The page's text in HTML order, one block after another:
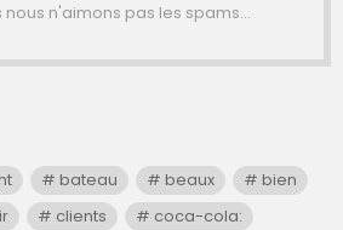
nous n'aimons pas les spams...
bateau beaux
bien
clients
coca-cola: